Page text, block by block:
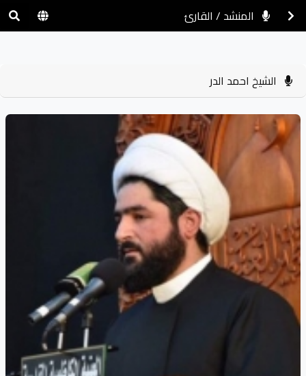
المنشد / القارئ
الشيخ احمد الدر